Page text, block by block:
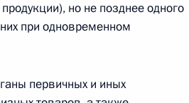
Федерации и Правительством
с драгоценными металлами,
но не позднее одного
при одновременном
первичных и иных